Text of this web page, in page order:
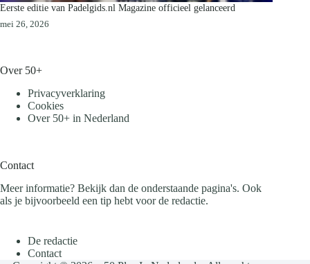
Eerste editie van Padelgids.nl Magazine officieel gelanceerd
mei 26, 2026
Over 50+
Privacyverklaring
Cookies
Over 50+ in Nederland
Contact
Meer informatie? Bekijk dan de onderstaande pagina's. Ook
als je bijvoorbeeld een tip hebt voor de redactie.
De redactie
Contact